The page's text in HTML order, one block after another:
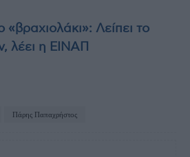
«βραχιολάκι»: Λείπει το
λέει η ΕΙΝΑΠ
Πάρης Παπαχρήστος